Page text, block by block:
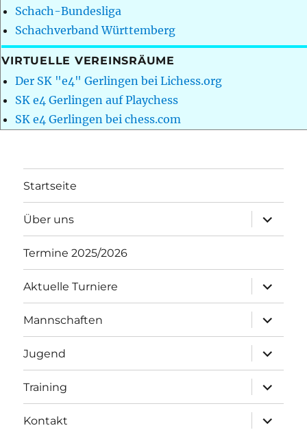
Schach-Bundesliga
Schachverband Württemberg
VIRTUELLE VEREINSRÄUME
Der SK "e4" Gerlingen bei Lichess.org
SK e4 Gerlingen auf Playchess
SK e4 Gerlingen bei chess.com
Startseite
Über uns
öffnen
Termine 2025/2026
Aktuelle Turniere
öffnen
Mannschaften
öffnen
Jugend
öffnen
Training
öffnen
Kontakt